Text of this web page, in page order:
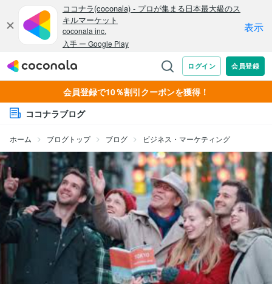
会員登録で10％割引クーポンを獲得！
ココナラブログ
ホーム ブログトップ ブログ ビジネス・マーケティング